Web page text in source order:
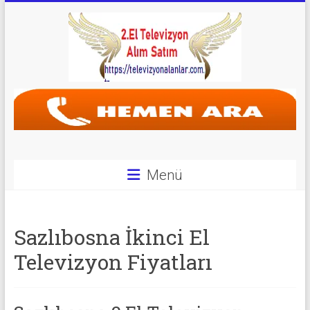
Televizyon
Alanlar
Alanlar
|
Menü
Sazlıbosna İkinci El
Televizyon Fiyatları